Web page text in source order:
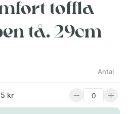
toffla
tå. 29cm
Antal
kr